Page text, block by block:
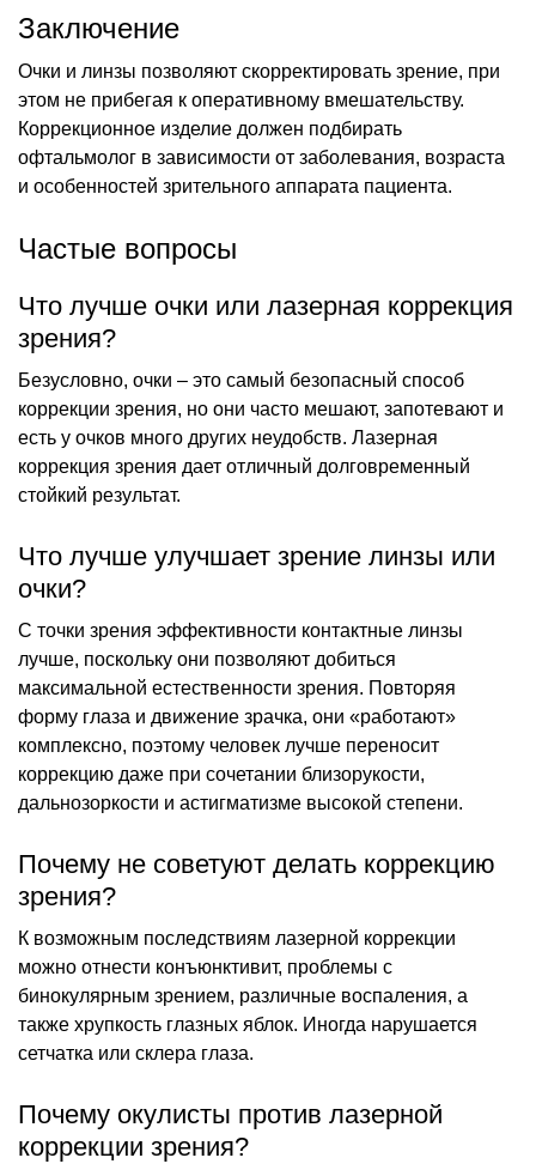
Заключение
Очки и линзы позволяют скорректировать зрение, при
этом не прибегая к оперативному вмешательству.
Коррекционное изделие должен подбирать
офтальмолог в зависимости от заболевания, возраста
и особенностей зрительного аппарата пациента.
Частые вопросы
Что лучше очки или лазерная коррекция
зрения?
Безусловно, очки – это самый безопасный способ
коррекции зрения, но они часто мешают, запотевают и
есть у очков много других неудобств. Лазерная
коррекция зрения дает отличный долговременный
стойкий результат.
Что лучше улучшает зрение линзы или
очки?
С точки зрения эффективности контактные линзы
лучше, поскольку они позволяют добиться
максимальной естественности зрения. Повторяя
форму глаза и движение зрачка, они «работают»
комплексно, поэтому человек лучше переносит
коррекцию даже при сочетании близорукости,
дальнозоркости и астигматизме высокой степени.
Почему не советуют делать коррекцию
зрения?
К возможным последствиям лазерной коррекции
можно отнести конъюнктивит, проблемы с
бинокулярным зрением, различные воспаления, а
также хрупкость глазных яблок. Иногда нарушается
сетчатка или склера глаза.
Почему окулисты против лазерной
коррекции зрения?